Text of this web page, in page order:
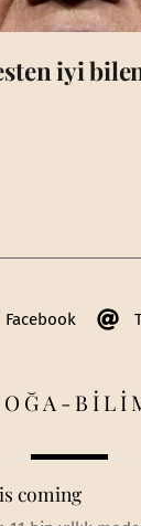
iyi
Facebook
coming